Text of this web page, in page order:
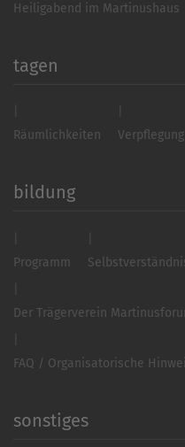
Heiligabend im Martinushaus
tagen
Räumlichkeiten Verpflegung
bildung
Programm
Der Trägerverein
FAQ / Organisatorische
sonstiges